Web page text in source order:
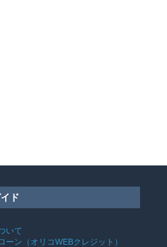
ド
いて
ーン （オリコWEBクレジット）